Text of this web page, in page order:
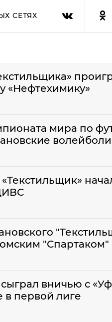
СЕТЯХ
«Нефтехимику»
мира по
"Спартаком"
вничью с
первой лиге